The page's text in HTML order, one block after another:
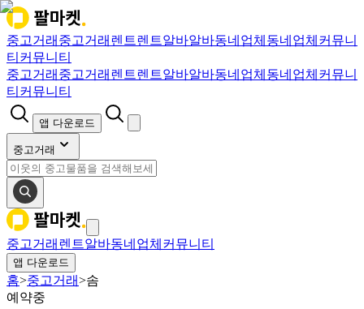
중고거래 중고거래 렌트렌트알바알바동네업체 동네업체 커뮤니
티 커뮤니티
중고거래 중고거래 렌트렌트알바알바동네업체 동네업체 커뮤니
티 커뮤니티
앱 다운로드
중고거래
중고거래 렌트알바동네업체 커뮤니티
앱 다운로드
홈>중고거래>솜
예약중